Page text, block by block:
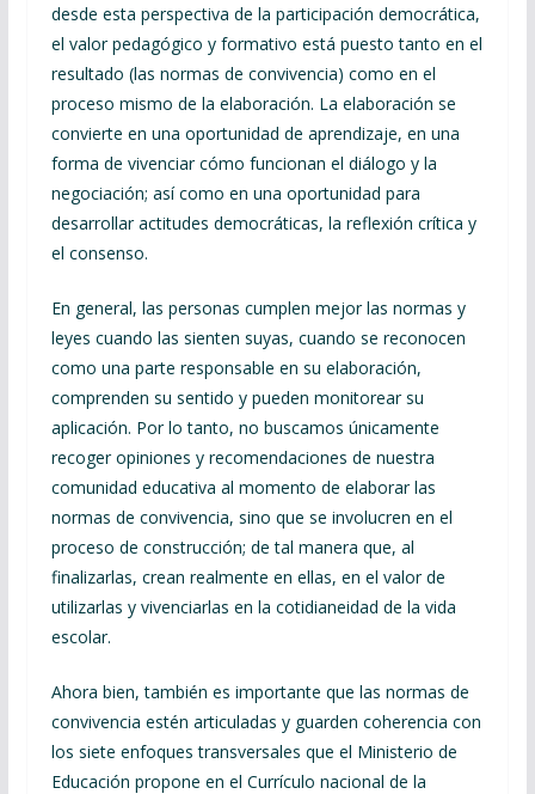
desde esta perspectiva de la participación democrática,
el valor pedagógico y formativo está puesto tanto en el
resultado (las normas de convivencia) como en el
proceso mismo de la elaboración. La elaboración se
convierte en una oportunidad de aprendizaje, en una
forma de vivenciar cómo funcionan el diálogo y la
negociación; así como en una oportunidad para
desarrollar actitudes democráticas, la reflexión crítica y
el consenso.
En general, las personas cumplen mejor las normas y
leyes cuando las sienten suyas, cuando se reconocen
como una parte responsable en su elaboración,
comprenden su sentido y pueden monitorear su
aplicación. Por lo tanto, no buscamos únicamente
recoger opiniones y recomendaciones de nuestra
comunidad educativa al momento de elaborar las
normas de convivencia, sino que se involucren en el
proceso de construcción; de tal manera que, al
finalizarlas, crean realmente en ellas, en el valor de
utilizarlas y vivenciarlas en la cotidianeidad de la vida
escolar.
Ahora bien, también es importante que las normas de
convivencia estén articuladas y guarden coherencia con
los siete enfoques transversales que el Ministerio de
Educación propone en el Currículo nacional de la